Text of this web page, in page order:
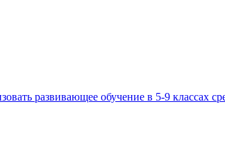
развивающее обучение в 5-9 классах